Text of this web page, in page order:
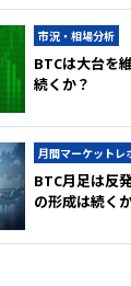
市況・相場分析
BTCは大台を
続くか？
月間マーケットレ
BTC月足は反
の形成は続く